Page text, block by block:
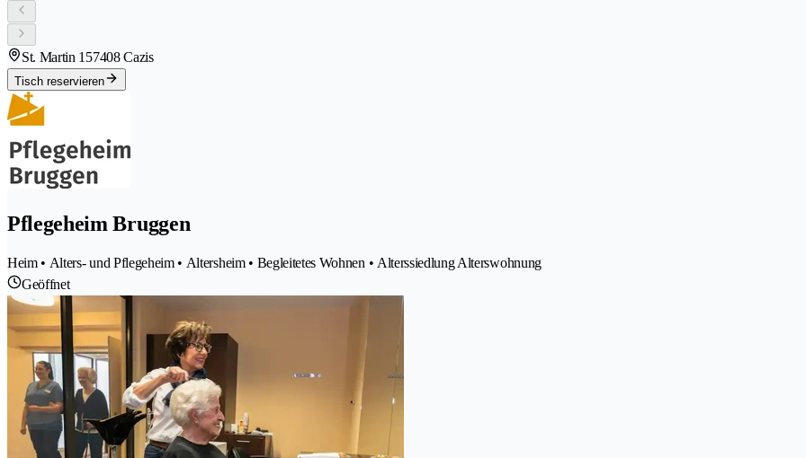
St. Martin 157408 Cazis
Tisch reservieren
Pflegeheim Bruggen
Heim • Alters- und Pflegeheim • Altersheim • Begleitetes Wohnen • Alterssiedlung Alterswohnung
Geöffnet